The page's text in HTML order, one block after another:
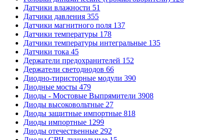
Датчики влажности 51
Датчики давления 355
Датчики магнитного поля 137
Датчики температуры 178
Датчики температуры интегральные 135
Датчики тока 45
Держатели предохранителей 152
Держатели светодиодов 66
Диодно-тиристорные модули 390
Диодные мосты 479
Диоды - Мостовые Выпрямители 3908
Диоды высоковольтные 27
Диоды защитные импортные 818
Диоды импортные 1299
Диоды отечественные 292